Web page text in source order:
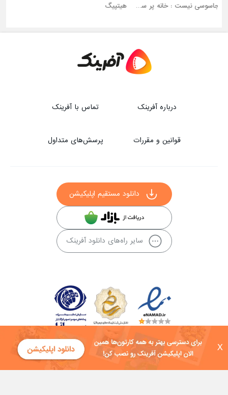
X
هیتپیگ
درباره آفرینک تماس با آفرینک
قوانین و مقررات پرسش‌های متداول
دانلود مستقیم اپلیکیشن
سایر راه‌های دانلود آفرینک
کلیه حقوق این سایت به شرکت توسعه فناوی هفت آسمان توکان تعلق دارد و